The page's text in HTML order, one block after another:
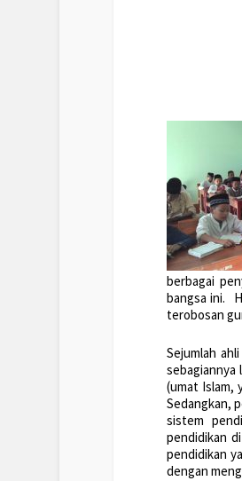
berbagai
bangsa ini.
terobosan
Sejumlah
sebagiannya
(umat Islam,
Sedangkan,
sistem
pendidikan
pendidikan
dengan